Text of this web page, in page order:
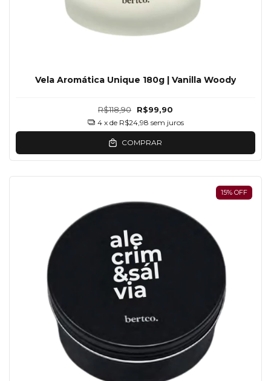
Vela Aromática Unique 180g | Vanilla Woody
R$118,90 R$99,90
4 x de R$24,98 sem juros
COMPRAR
15% OFF